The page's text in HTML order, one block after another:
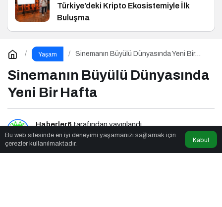
Türkiye’deki Kripto Ekosistemiyle İlk
Buluşma
Yaşam
Sinemanın Büyülü Dünyasında Yeni Bir
Sinemanın Büyülü Dünyasında
Yeni Bir Hafta
Haberler6tarafından yayınlandı
6dk, 58sn
Bu web sitesinde en iyi deneyimi yaşamanızı sağlamak için
çerezler kullanılmaktadır.
Kabul